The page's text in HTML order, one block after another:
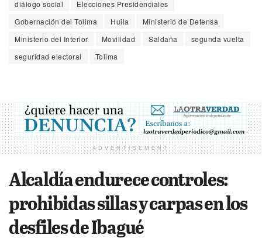
diálogo social
Elecciones Presidenciales
Gobernación del Tolima
Huila
Ministerio de Defensa
Ministerio del Interior
Movilidad Saldaña
segunda vuelta
seguridad electoral
Tolima
ADVERTISEMENT
Alcaldía endurece controles:
prohibidas sillas y carpas en los
desfiles de Ibagué